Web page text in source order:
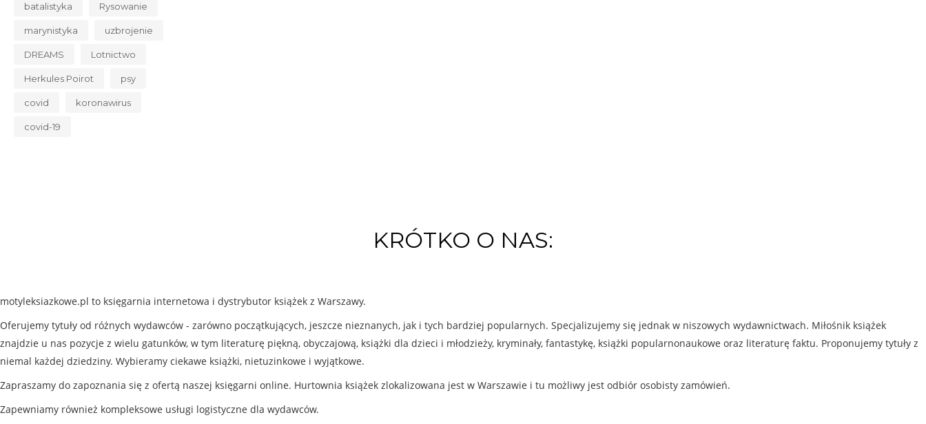
batalistyka Rysowanie
marynistyka uzbrojenie
DREAMS Lotnictwo
Herkules Poirot psy
covid koronawirus
covid-19
KRÓTKO O NAS:
motyleksiazkowe.pl to księgarnia internetowa i dystrybutor książek z Warszawy.
Oferujemy tytuły od różnych wydawców - zarówno początkujących, jeszcze nieznanych, jak i tych bardziej popularnych. Specjalizujemy się jednak w niszowych wydawnictwach. Miłośnik książek
znajdzie u nas pozycje z wielu gatunków, w tym literaturę piękną, obyczajową, książki dla dzieci i młodzieży, kryminały, fantastykę, książki popularnonaukowe oraz literaturę faktu. Proponujemy tytuły z
niemal każdej dziedziny. Wybieramy ciekawe książki, nietuzinkowe i wyjątkowe.
Zapraszamy do zapoznania się z ofertą naszej księgarni online. Hurtownia książek zlokalizowana jest w Warszawie i tu możliwy jest odbiór osobisty zamówień.
Zapewniamy również kompleksowe usługi logistyczne dla wydawców.